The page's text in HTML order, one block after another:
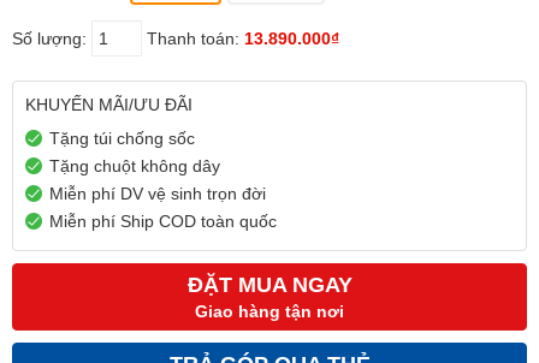
Số lượng: Thanh toán: 13.890.000₫
KHUYẾN MÃI/ƯU ĐÃI
Tặng túi chống sốc
Tặng chuột không dây
Miễn phí DV vệ sinh trọn đời
Miễn phí Ship COD toàn quốc
ĐẶT MUA NGAY
Giao hàng tận nơi